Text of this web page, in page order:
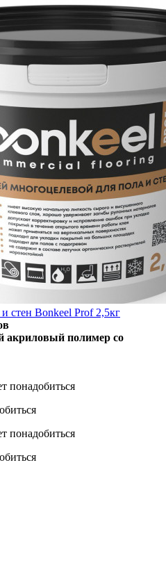
стен Bonkeel Prof 2,5кг
акриловый полимер со